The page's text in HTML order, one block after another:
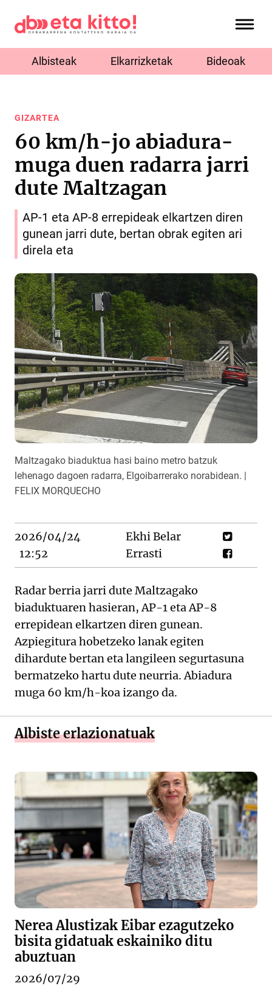
Albisteak Elkarrizketak Bideoak
GIZARTEA
60 km/h-jo abiadura-
muga duen radarra jarri
dute Maltzagan
AP-1 eta AP-8 errepideak elkartzen diren
gunean jarri dute, bertan obrak egiten ari
direla eta
Maltzagako biaduktua hasi baino metro batzuk
lehenago dagoen radarra, Elgoibarrerako norabidean. |
FELIX MORQUECHO
2026/04/24
12:52
Ekhi Belar
Errasti
Radar berria jarri dute Maltzagako
biaduktuaren hasieran, AP-1 eta AP-8
errepidean elkartzen diren gunean.
Azpiegitura hobetzeko lanak egiten
dihardute bertan eta langileen segurtasuna
bermatzeko hartu dute neurria. Abiadura
muga 60 km/h-koa izango da.
Albiste erlazionatuak
Nerea Alustizak Eibar ezagutzeko
bisita gidatuak eskainiko ditu
abuztuan
2026/07/29